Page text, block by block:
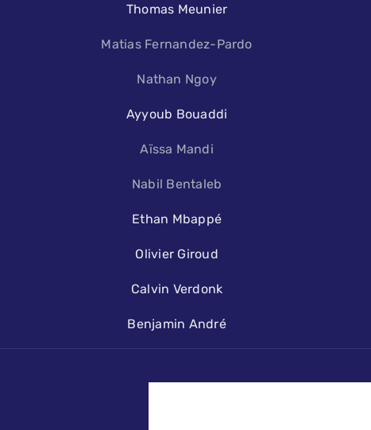
Thomas Meunier
Matias Fernandez-Pardo
Nathan Ngoy
Ayyoub Bouaddi
Aïssa Mandi
Nabil Bentaleb
Ethan Mbappé
Olivier Giroud
Calvin Verdonk
Benjamin André